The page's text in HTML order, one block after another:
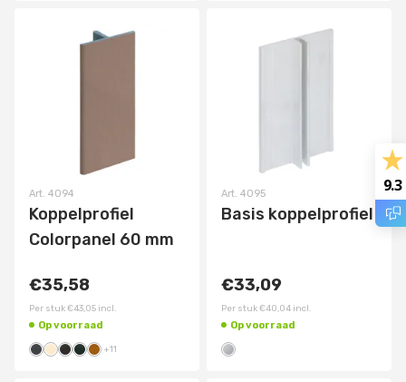
Art. 4094
Koppelprofiel
Colorpanel 60 mm
€35,58
Per stuk€43,05 incl.
Op voorraad
+11
Art. 4095
Basis koppelprofiel
€33,09
Per stuk€40,04 incl.
Op voorraad
9.3